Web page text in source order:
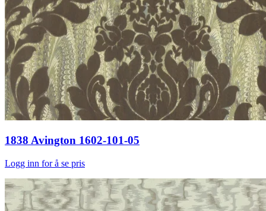
1838 Avington 1602-101-05
Logg inn for å se pris